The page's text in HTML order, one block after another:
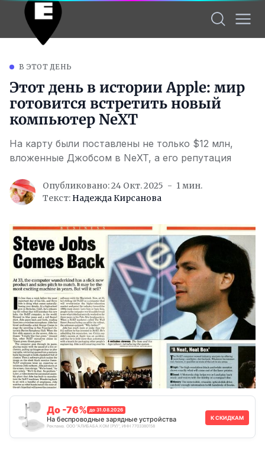
В ЭТОТ ДЕНЬ
Этот день в истории Apple: мир
готовится встретить новый
компьютер NeXT
На карту были поставлены не только $12 млн,
вложенные Джобсом в NeXT, а его репутация
Опубликовано: 24 Окт. 2025
1 мин.
Текст: Надежда Кирсанова
До -76% до 31.08.2026
На беспроводные зарядные устройства
Реклама. ООО "АЛИБАБА.КОМ (РУ)", ИНН 7703380158
К СКИДКАМ